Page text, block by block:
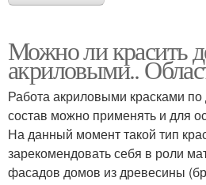
Можно ли красить
акриловыми..
Работа акриловыми красками
состав можно применять и для
На данный момент такой тип
зарекомендовать себя в роли
фасадов домов из древесины